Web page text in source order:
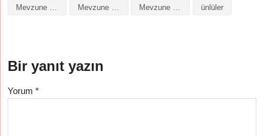
Mevzune isminin baş harfleriyle şiir Mevzune isminin kökeni Mevzune isminin numerolojisi ünlüler
Bir yanıt yazın
Yorum*